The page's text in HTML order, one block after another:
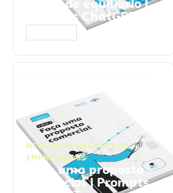
ponto de equilíbrio |
Prompts ChatGPT
NEGÓCIOS, PROCESSOS
EMPRESARIAIS
Faça uma proposta
comercial | Prompts